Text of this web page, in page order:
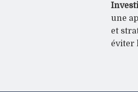
une
et
éviter